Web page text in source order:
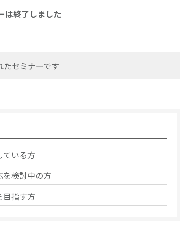
は終了しました
セミナーです
ている方
検討中の方
指す方